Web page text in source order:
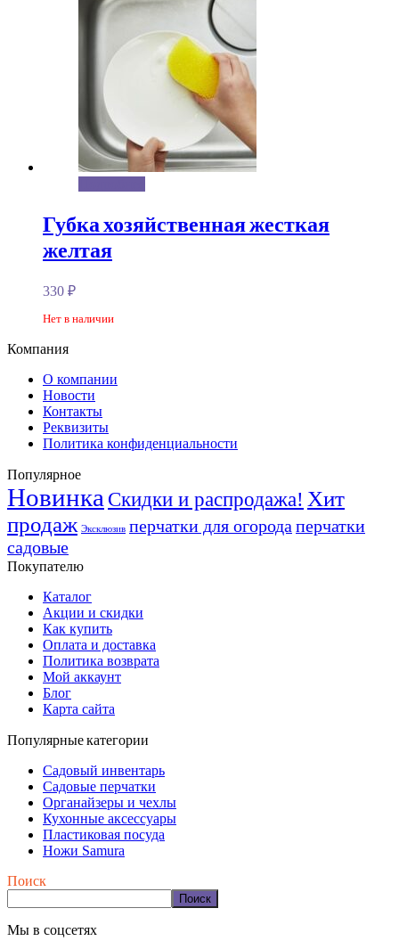
Губка хозяйственная жесткая
желтая
330 ₽
Нет в наличии
Компания
О компании
Новости
Контакты
Реквизиты
Политика конфиденциальности
Популярное
Новинка Скидки и распродажа! Хит
продаж Эксклюзив перчатки для огорода перчатки
садовые
Покупателю
Каталог
Акции и скидки
Как купить
Оплата и доставка
Политика возврата
Мой аккаунт
Блог
Карта сайта
Популярные категории
Садовый инвентарь
Садовые перчатки
Органайзеры и чехлы
Кухонные аксессуары
Пластиковая посуда
Ножи Samura
Поиск
Поиск
Мы в соцсетях